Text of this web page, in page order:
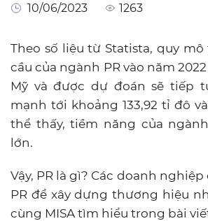
10/06/2023 1263
Theo số liệu từ Statista, quy
cầu của ngành PR vào năm
Mỹ và được dự đoán sẽ tiếp
mạnh tới khoảng 133,92 tỉ đô
thể thấy, tiềm năng của
lớn.
Vậy, PR là gì? Các doanh
PR để xây dựng thương hiệu
cùng MISA tìm hiểu trong bài